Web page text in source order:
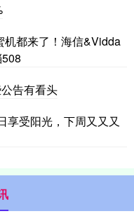
机都来了！海信&Vidda
告有看头
享受阳光，下周又又又